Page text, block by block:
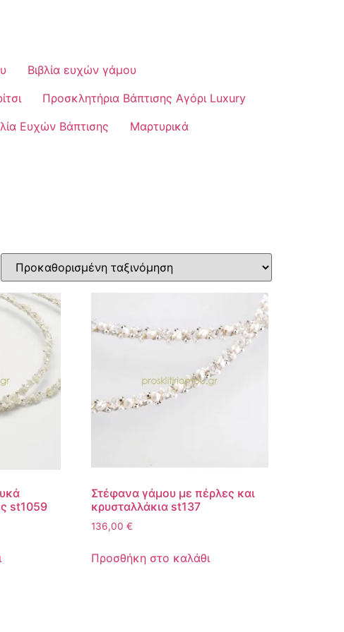
Βιβλία ευχών γάμου
Προσκλητήρια Βάπτισης Αγόρι Luxury
Ευχών Βάπτισης
Μαρτυρικά
st1059
Στέφανα γάμου με πέρλες και
κρυσταλλάκια st137
136,00€
Προσθήκη στο καλάθι